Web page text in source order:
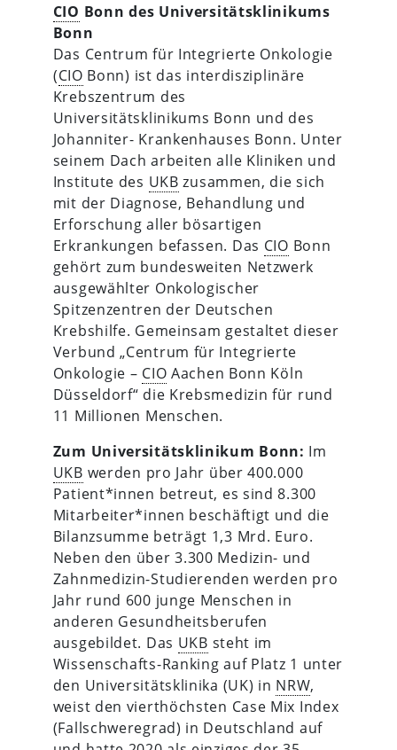
CIO Bonn des Universitätsklinikums
Bonn
Das Centrum für Integrierte Onkologie
(CIO Bonn) ist das interdisziplinäre
Krebszentrum des
Universitätsklinikums Bonn und des
Johanniter- Krankenhauses Bonn. Unter
seinem Dach arbeiten alle Kliniken und
Institute des UKB zusammen, die sich
mit der Diagnose, Behandlung und
Erforschung aller bösartigen
Erkrankungen befassen. Das CIO Bonn
gehört zum bundesweiten Netzwerk
ausgewählter Onkologischer
Spitzenzentren der Deutschen
Krebshilfe. Gemeinsam gestaltet dieser
Verbund „Centrum für Integrierte
Onkologie – CIO Aachen Bonn Köln
Düsseldorf“ die Krebsmedizin für rund
11 Millionen Menschen.
Zum Universitätsklinikum Bonn: Im
UKB werden pro Jahr über 400.000
Patient*innen betreut, es sind 8.300
Mitarbeiter*innen beschäftigt und die
Bilanzsumme beträgt 1,3 Mrd. Euro.
Neben den über 3.300 Medizin- und
Zahnmedizin-Studierenden werden pro
Jahr rund 600 junge Menschen in
anderen Gesundheitsberufen
ausgebildet. Das UKB steht im
Wissenschafts-Ranking auf Platz 1 unter
den Universitätsklinika (UK) in NRW,
weist den vierthöchsten Case Mix Index
(Fallschweregrad) in Deutschland auf